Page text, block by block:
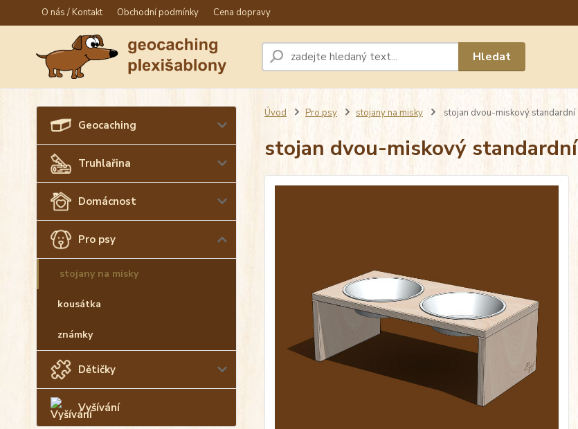
O nás / Kontakt Obchodní podmínky Cena dopravy
Hledat
Geocaching
Truhlařina
Domácnost
Pro psy
stojany na misky
kousátka
známky
Dětičky
Vyšívání
Úvod Pro psy stojany na misky stojan dvou-miskový standardní
stojan dvou-miskový standardní